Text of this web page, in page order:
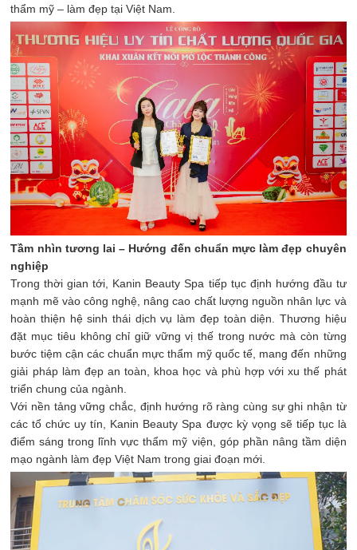
thẩm mỹ – làm đẹp tại Việt Nam.
Tầm nhìn tương lai – Hướng đến chuẩn mực làm đẹp chuyên
nghiệp
Trong thời gian tới, Kanin Beauty Spa tiếp tục định hướng đầu tư
mạnh mẽ vào công nghệ, nâng cao chất lượng nguồn nhân lực và
hoàn thiện hệ sinh thái dịch vụ làm đẹp toàn diện. Thương hiệu
đặt mục tiêu không chỉ giữ vững vị thế trong nước mà còn từng
bước tiệm cận các chuẩn mực thẩm mỹ quốc tế, mang đến những
giải pháp làm đẹp an toàn, khoa học và phù hợp với xu thế phát
triển chung của ngành.
Với nền tảng vững chắc, định hướng rõ ràng cùng sự ghi nhận từ
các tổ chức uy tín, Kanin Beauty Spa được kỳ vọng sẽ tiếp tục là
điểm sáng trong lĩnh vực thẩm mỹ viện, góp phần nâng tầm diện
mạo ngành làm đẹp Việt Nam trong giai đoạn mới.